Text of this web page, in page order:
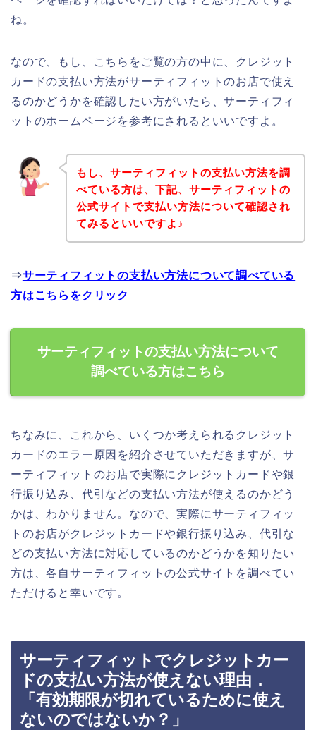
ね。
なので、もし、こちらをご覧の方の中に、クレジット
カードの支払い方法がサーティフィットのお店で使え
るのかどうかを確認したい方がいたら、サーティフィ
ットのホームページを参考にされるといいですよ。
もし、サーティフィットの支払い方法を調
べている方は、下記、サーティフィットの
公式サイトで支払い方法について確認され
てみるといいですよ♪
⇒サーティフィットの支払い方法について調べている
方はこちらをクリック
サーティフィットの支払い方法について
調べている方はこちら
ちなみに、これから、いくつか考えられるクレジット
カードのエラー原因を紹介させていただきますが、サ
ーティフィットのお店で実際にクレジットカードや銀
行振り込み、代引などの支払い方法が使えるのかどう
かは、わかりません。なので、実際にサーティフィッ
トのお店がクレジットカードや銀行振り込み、代引な
どの支払い方法に対応しているのかどうかを知りたい
方は、各自サーティフィットの公式サイトを調べてい
ただけると幸いです。
サーティフィットでクレジットカー
ドの支払い方法が使えない理由．
「有効期限が切れているために使え
ないのではないか？」